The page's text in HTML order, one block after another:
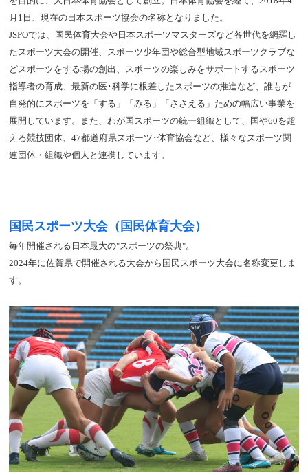
月1日、現在の日本スポーツ協会の名称となりました。
JSPOでは、国民体育大会や日本スポーツマスターズなど各世代を網羅し
たスポーツ大会の開催、スポーツ少年団や総合型地域スポーツクラブな
どスポーツをする場の創出、スポーツの楽しみをサポートするスポーツ
指導者の育成、最新の医･科学に根差したスポーツの推進など、誰もが
自発的にスポーツを「する」「みる」「ささえる」ための幅広い事業を
展開しています。また、わが国スポーツの統一組織として、国や60を超
える競技団体、47都道府県スポーツ･体育協会など、様々なスポーツ関
連団体・組織や個人と連携しています。
国民スポーツ大会（国民体育大会）
毎年開催される日本最大の"スポーツの祭典"。
2024年に佐賀県で開催される大会から国民スポーツ大会に名称変更しま
す。